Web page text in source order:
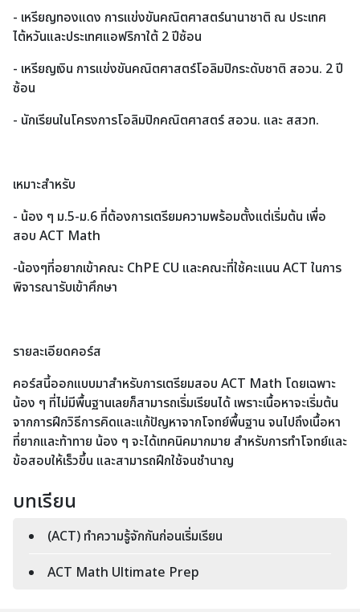
- เหรียญทองแดง การแข่งขันคณิตศาสตร์นานาชาติ ณ ประเทศ
ไต้หวันและประเทศแอฟริกาใต้ 2 ปีซ้อน
- เหรียญเงิน การแข่งขันคณิตศาสตร์โอลิมปิกระดับชาติ สอวน. 2 ปี
ซ้อน
- นักเรียนในโครงการโอลิมปิกคณิตศาสตร์ สอวน. และ สสวท.
เหมาะสำหรับ
- น้อง ๆ ม.5-ม.6 ที่ต้องการเตรียมความพร้อมตั้งแต่เริ่มต้น เพื่อ
สอบ ACT Math
-น้องๆที่อยากเข้าคณะ ChPE CU และคณะที่ใช้คะแนน ACT ในการ
พิจารณารับเข้าศึกษา
รายละเอียดคอร์ส
คอร์สนี้ออกแบบมาสำหรับการเตรียมสอบ ACT Math โดยเฉพาะ
น้อง ๆ ที่ไม่มีพื้นฐานเลยก็สามารถเริ่มเรียนได้ เพราะเนื้อหาจะเริ่มต้น
จากการฝึกวิธีการคิดและแก้ปัญหาจากโจทย์พื้นฐาน จนไปถึงเนื้อหา
ที่ยากและท้าทาย น้อง ๆ จะได้เทคนิคมากมาย สำหรับการทำโจทย์และ
ข้อสอบให้เร็วขึ้น และสามารถฝึกใช้จนชำนาญ
บทเรียน
(ACT) ทำความรู้จักกันก่อนเริ่มเรียน
ACT Math Ultimate Prep